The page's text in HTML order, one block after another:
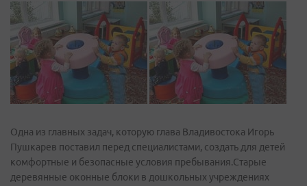
Одна из главных задач, которую глава Владивостока Игорь
Пушкарев поставил перед специалистами, создать для детей
комфортные и безопасные условия пребывания.Старые
деревянные оконные блоки в дошкольных учреждениях